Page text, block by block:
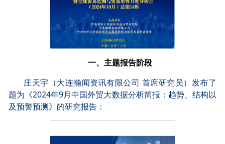
一、主题报告阶段
庄天宇（大连瀚闻资讯有限公司 首席研究员）发布了
题为《2024年9月中国外贸大数据分析简报：趋势、结构以
及预警预测》的研究报告：